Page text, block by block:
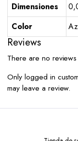
Dimensiones
Color
Reviews
There are no reviews
Only logged in
may leave a review.